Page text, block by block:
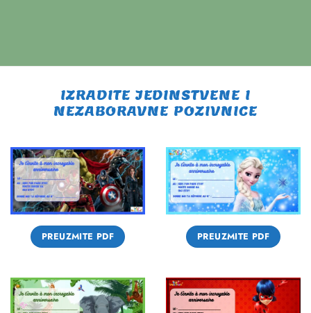
IZRADITE JEDINSTVENE I
NEZABORAVNE POZIVNICE
PREUZMITE PDF PREUZMITE PDF